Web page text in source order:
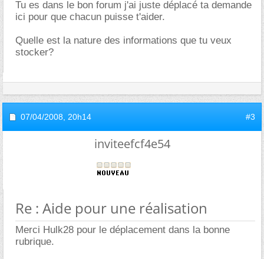
Tu es dans le bon forum j'ai juste déplacé ta demande
ici pour que chacun puisse t'aider.
Quelle est la nature des informations que tu veux
stocker?
07/04/2008, 20h14 #3
inviteefcf4e54
Re : Aide pour une réalisation
Merci Hulk28 pour le déplacement dans la bonne
rubrique.